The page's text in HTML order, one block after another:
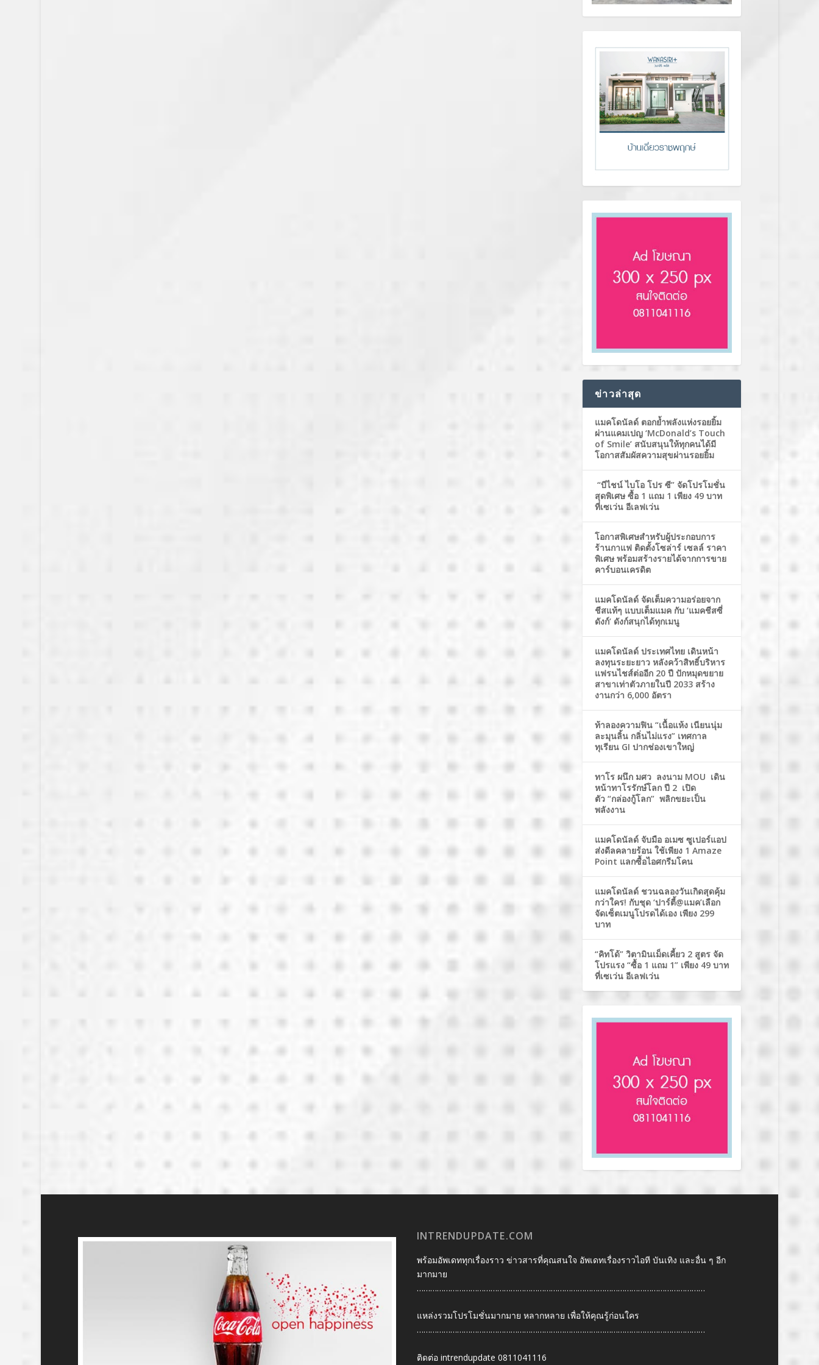
ข่าวล่าสุด
แมคโดนัลด์ ตอกย้ำพลังแห่งรอยยิ้ม
ผ่านแคมเปญ ‘McDonald’s Touch
of Smile’ สนับสนุนให้ทุกคนได้มี
โอกาสสัมผัสความสุขผ่านรอยยิ้ม
“บีไชน์ ไบโอ โปร ซี” จัดโปรโมชั่น
สุดพิเศษ ซื้อ 1 แถม 1 เพียง 49 บาท
ที่เซเว่น อีเลฟเว่น
โอกาสพิเศษสำหรับผู้ประกอบการ
ร้านกาแฟ ติดตั้งโซล่าร์ เซลล์ ราคา
พิเศษ พร้อมสร้างรายได้จากการขาย
คาร์บอนเครดิต
แมคโดนัลด์ จัดเต็มความอร่อยจาก
ชีสแท้ๆ แบบเต็มแมค กับ ‘แมคชีสซี่
ดังก์’ ดังก์สนุกได้ทุกเมนู
แมคโดนัลด์ ประเทศไทย เดินหน้า
ลงทุนระยะยาว หลังคว้าสิทธิ์บริหาร
แฟรนไชส์ต่ออีก 20 ปี ปักหมุดขยาย
สาขาเท่าตัวภายในปี 2033 สร้าง
งานกว่า 6,000 อัตรา
ท้าลองความฟิน “เนื้อแห้ง เนียนนุ่ม
ละมุนลิ้น กลิ่นไม่แรง” เทศกาล
ทุเรียน GI ปากช่องเขาใหญ่
ทาโร ผนึก มศว ลงนาม MOU เดิน
หน้าทาโรรักษ์โลก ปี 2 เปิด
ตัว “กล่องกู้โลก” พลิกขยะเป็น
พลังงาน
แมคโดนัลด์ จับมือ อเมซ ซูเปอร์แอป
ส่งดีลคลายร้อน ใช้เพียง 1 Amaze
Point แลกซื้อไอศกรีมโคน
แมคโดนัลด์ ชวนฉลองวันเกิดสุดคุ้ม
กว่าใคร! กับชุด ‘ปาร์ตี้@แมค’เลือก
จัดเซ็ตเมนูโปรดได้เอง เพียง 299
บาท
“คิทโด้” วิตามินเม็ดเคี้ยว 2 สูตร จัด
โปรแรง “ซื้อ 1 แถม 1” เพียง 49 บาท
ที่เซเว่น อีเลฟเว่น
INTRENDUPDATE.COM
พร้อมอัพเดททุกเรื่องราว ข่าวสารที่คุณสนใจ อัพเดทเรื่องราวไอที บันเทิง และอื่น ๆ อีก
มากมาย
…………………………………………………………………………………………………………………
แหล่งรวมโปรโมชั่นมากมาย หลากหลาย เพื่อให้คุณรู้ก่อนใคร
…………………………………………………………………………………………………………………
ติดต่อ intrendupdate 0811041116